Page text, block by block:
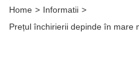
Home > Informatii >
Prețul închirierii depinde în mare